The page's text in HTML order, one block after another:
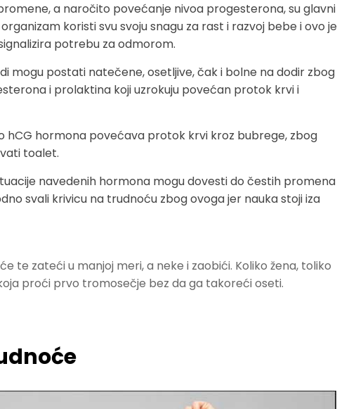
a naročito povećanje nivoa progesterona, su glavni
koristi svu svoju snagu za rast i razvoj bebe i ovo je
potrebu za odmorom.
mogu postati natečene, osetljive, čak i bolne na dodir zbog
i prolaktina koji uzrokuju povećan protok krvi i
hCG hormona povećava protok krvi kroz bubrege, zbog
toalet.
navedenih hormona mogu dovesti do čestih promena
svali krivicu na trudnoću zbog ovoga jer nauka stoji iza
te zateći u manjoj meri, a neke i zaobići. Koliko žena, toliko
proći prvo tromosečje bez da ga takoreći oseti.